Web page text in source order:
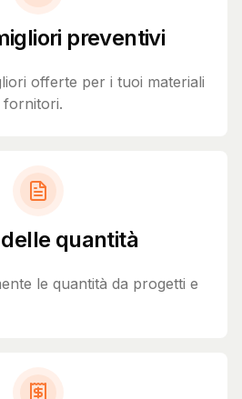
preventivi
offerte per i tuoi materiali
fornitori.
quantità
le quantità da progetti e